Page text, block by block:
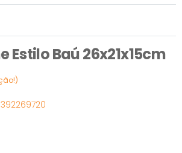
Estilo Baú 26x21x15cm